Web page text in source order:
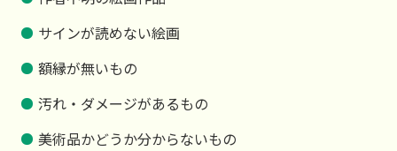
サインが読めない絵画
額縁が無いもの
汚れ・ダメージがあるもの
美術品かどうか分からないもの